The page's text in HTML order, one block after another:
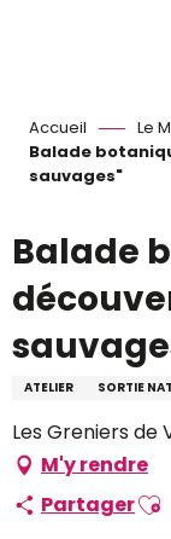
Accueil Le
Balade
sauvages"
Balade
ATELIER SORTIE
Les Greniers de
M'y rendre
Partager